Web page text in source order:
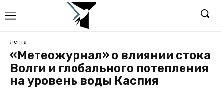
Лента
«Метеожурнал» о влиянии стока
Волги и глобального потепления
на уровень воды Каспия